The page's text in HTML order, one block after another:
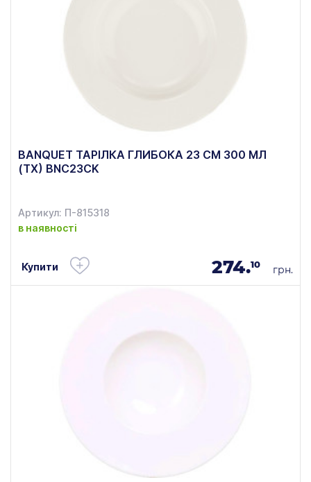
BANQUET ТАРІЛКА ГЛИБОКА 23 СМ 300 МЛ
(ТХ) BNC23CK
Артикул: П-815318
в наявності
Купити 274.10 грн.